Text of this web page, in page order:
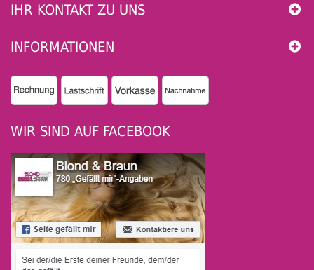
IHR KONTAKT ZU UNS
INFORMATIONEN
WIR SIND AUF FACEBOOK